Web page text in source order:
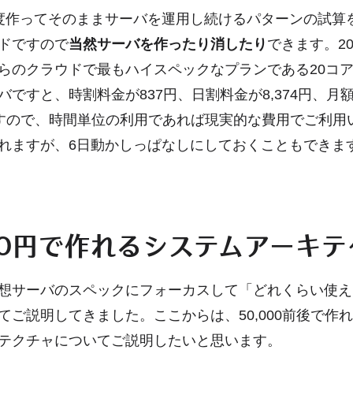
作ってそのままサーバを運用し続けるパターンの試算
ですので当然サーバを作ったり消したり できます。
のクラウドで最もハイスペックなプランである20コ
ですと、時割料金が837円、日割料金が8,374円、月
ので、時間単位の利用であれば現実的な費用でご利用
ますが、6日動かしっぱなしにしておくこともできま
で作れるシステムアーキテ
サーバのスペックにフォーカスして「どれくらい使
ご説明してきました。ここからは、50,000前後で作
クチャについてご説明したいと思います。